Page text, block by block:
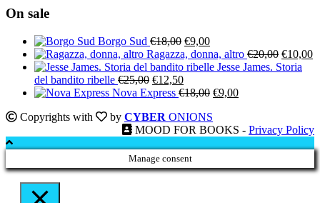
On sale
Borgo Sud €18,00 Il
prezzo
originale
€18,00.
€9,00Il
prezzo
attuale
€9,00.
Ragazza, donna, altro €20,00 Il
prezzo
€10,00Il
Jesse James. Storia
del bandito ribelle €25,00 Il
prezzo
era:
€25,00.
€12,50Il
prezzo
è:
€12,50.
Nova Express €18,00 Il
era:
€9,00Il
è:
Copyrights with by CYBER ONIONS
MOOD FOR BOOKS - Privacy Policy
Manage consent